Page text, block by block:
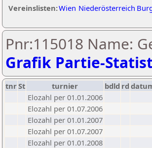
Vereinslisten:Wien Niederösterreich
Pnr:115018 Name:
Grafik Partie-
tnrSt turnier bdld rd
Elozahl per 01.01.2006
Elozahl per 01.07.2006
Elozahl per 01.01.2007
Elozahl per 01.07.2007
Elozahl per 01.01.2008